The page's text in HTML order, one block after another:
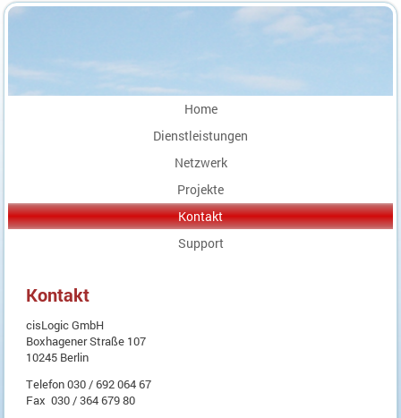
Home
Dienstleistungen
Netzwerk
Projekte
Kontakt
Support
Kontakt
cisLogic GmbH
Boxhagener Straße 107
10245 Berlin
Telefon 030 / 692 064 67
Fax 030 / 364 679 80